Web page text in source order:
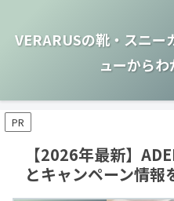
VERARUSの靴・スニー
ューから
PR
【2026年最新】
とキャンペーン情報